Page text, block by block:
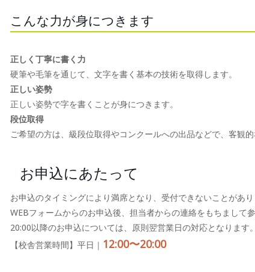
こんな力が身につきます
正しく丁寧に書く力
硬筆や毛筆を通じて、文字を書く基本の技術を取得します。
正しい姿勢
正しい姿勢で字を書くことが身につきます。
段位取得
ご希望の方は、級段位取得やコンクールへの出品などで、客観的
お申込にあたって
お申込のタイミングにより満席となり、受付できないことがあ
WEBフォームからのお申込後、担当者からの連絡をもちまして参
20:00以降のお申込については、原則翌営業日の対応となります。
【校舎営業時間】平日｜ 12:00〜20:00